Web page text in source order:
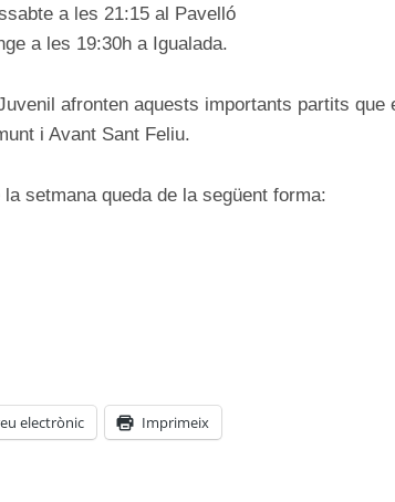
a les 21:15 al Pavelló
a les 19:30h a Igualada.
afronten aquests importants partits que
i Avant Sant Feliu.
setmana queda de la següent forma:
electrònic Imprimeix